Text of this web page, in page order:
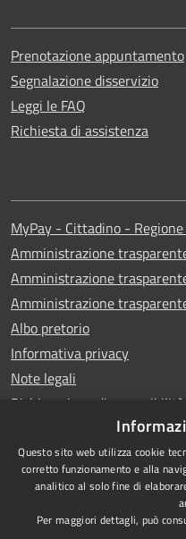
Prenotazione appuntamento
Segnalazione disservizio
Leggi le FAQ
Richiesta di assistenza
MyPay - Cittadino -
Amministrazione
Amministrazione
Amministrazione
Albo pretorio
Informativa privacy
Note legali
Dichiarazione di accessibilità
RSS
Accessibilità
Questo sito web utilizza cookie
corretto funzionamento e alla
analitico al solo fine di
Per maggiori dettagli, può